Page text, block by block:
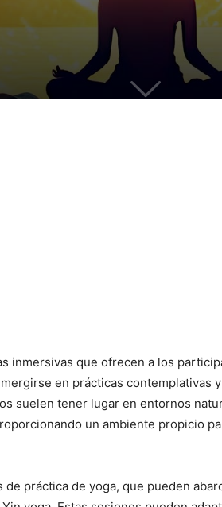
inmersivas que ofrecen a los
en prácticas contemplativas
suelen tener lugar en entornos
un ambiente propicio
práctica de yoga, que pueden